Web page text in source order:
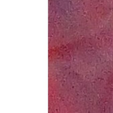
VÁROS
ÉRTÉKTÁRA
VÁROSUNKRÓL
LAKOSSÁGI
INFORMÁCIÓK
HASZNOS